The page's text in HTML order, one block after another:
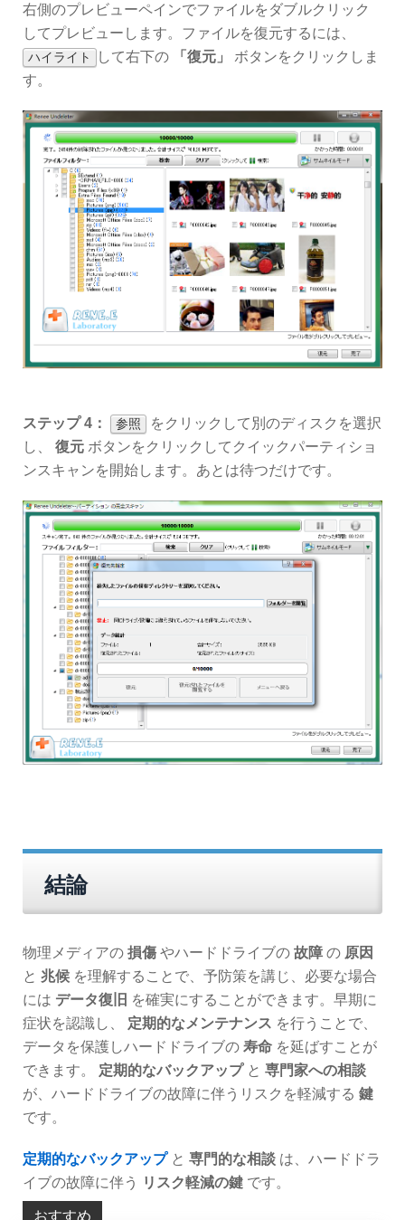
右側のプレビューペインでファイルをダブルクリック
してプレビューします。ファイルを復元するには、
ハイライト して右下の 「復元」
ボタンをクリックしま
す。
ステップ 4： 参照
をクリックして別のディスクを選択
し、 復元 ボタンをクリックしてクイックパーティショ
ンスキャンを開始します。あとは待つだけです。
結論
物理メディアの 損傷 やハードドライブの 故障 の 原因
と 兆候 を理解することで、予防策を講じ、必要な場合
には データ復旧 を確実にすることができます。早期に
症状を認識し、 定期的なメンテナンス を行うことで、
データを保護しハードドライブの 寿命 を延ばすことが
できます。 定期的なバックアップと 専門家への相談
が、ハードドライブの故障に伴うリスクを軽減する 鍵
です。
定期的なバックアップ と 専門的な相談 は、ハードドラ
イブの故障に伴う
リスク軽減の鍵 です。
おすすめ